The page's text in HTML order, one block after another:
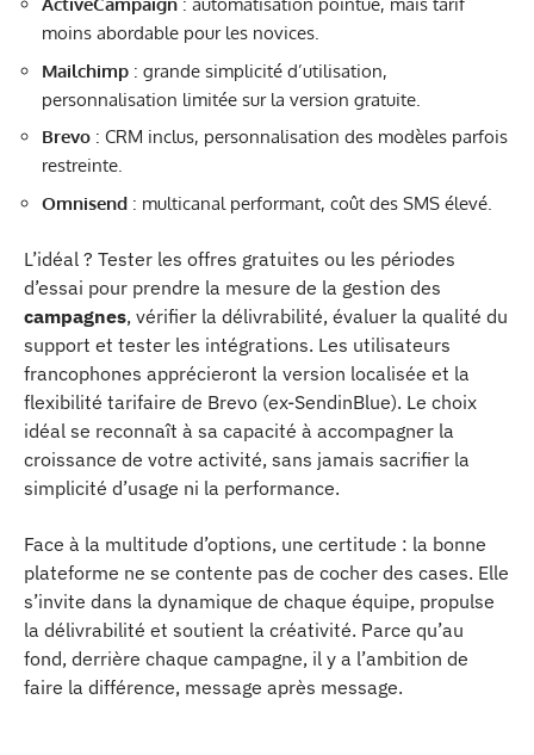
moins abordable pour les novices.
Mailchimp : grande simplicité d’utilisation,
personnalisation limitée sur la version gratuite.
Brevo : CRM inclus, personnalisation des modèles parfois
restreinte.
Omnisend : multicanal performant, coût des SMS élevé.
L’idéal ? Tester les offres gratuites ou les périodes
d’essai pour prendre la mesure de la gestion des
campagnes, vérifier la délivrabilité, évaluer la qualité du
support et tester les intégrations. Les utilisateurs
francophones apprécieront la version localisée et la
flexibilité tarifaire de Brevo (ex-SendinBlue). Le choix
idéal se reconnaît à sa capacité à accompagner la
croissance de votre activité, sans jamais sacrifier la
simplicité d’usage ni la performance.
Face à la multitude d’options, une certitude : la bonne
plateforme ne se contente pas de cocher des cases. Elle
s’invite dans la dynamique de chaque équipe, propulse
la délivrabilité et soutient la créativité. Parce qu’au
fond, derrière chaque campagne, il y a l’ambition de
faire la différence, message après message.